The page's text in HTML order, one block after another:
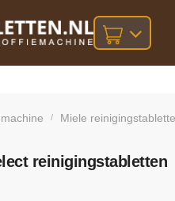
besteld,
bij orders
/ Miele
reinigingstabletten